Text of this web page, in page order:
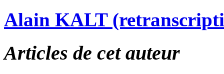
Alain KALT
Articles de cet auteur